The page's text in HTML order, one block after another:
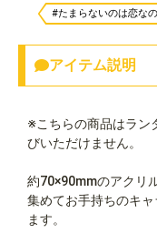
#たまらないのは恋な
アイテム説明
※こちらの商品はラン
びいただけません。
約70×90mmのアクリ
集めてお手持ちのキ
ます。